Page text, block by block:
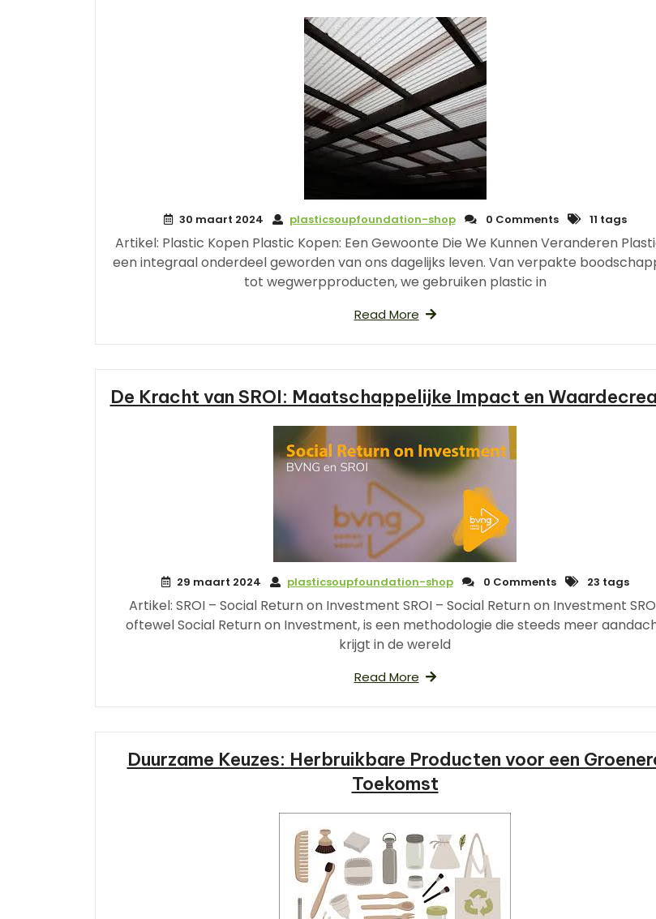
30 maart 2024 plasticsoupfoundation-shop 0 Comments 11 tags
Artikel: Plastic Kopen Plastic Kopen: Een Gewoonte Die We Kunnen Veranderen
een integraal onderdeel geworden van ons dagelijks leven. Van verpakte
tot wegwerpproducten, we gebruiken plastic in
Read More
De Kracht van SROI: Maatschappelijke Impact en
29 maart 2024 plasticsoupfoundation-shop 0 Comments 23 tags
Artikel: SROI – Social Return on Investment SROI – Social Return on Investment
oftewel Social Return on Investment, is een methodologie die steeds meer
krijgt in de wereld
Read More
Duurzame Keuzes: Herbruikbare Producten voor een
Toekomst